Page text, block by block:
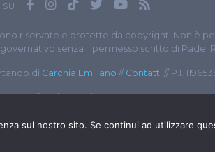
riservate e protette da copyright. Non è
senza il permesso scritto di Padel
di Carchia Emiliano // Contatti // P.I.
2026 // Web DeveloperMatteo Manna
sul nostro sito. Se continui ad utilizzare